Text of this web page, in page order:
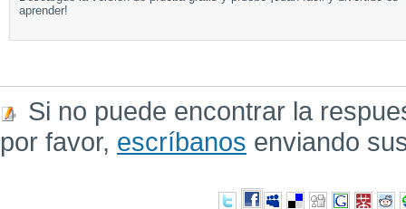
aprender!
Si no puede encontrar la
por favor, escríbanos enviando